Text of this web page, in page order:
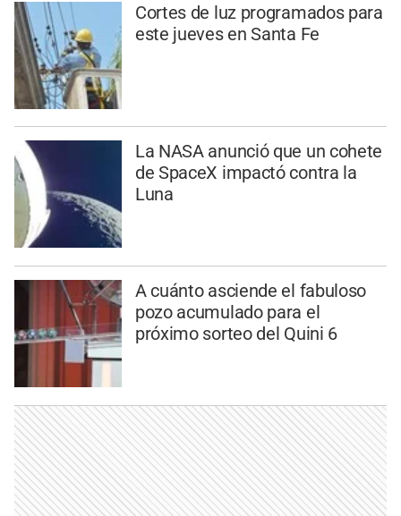
Cortes de luz programados para
este jueves en Santa Fe
La NASA anunció que un cohete
de SpaceX impactó contra la
Luna
A cuánto asciende el fabuloso
pozo acumulado para el
próximo sorteo del Quini 6